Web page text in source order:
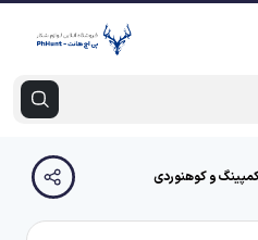
و کوهنوردی